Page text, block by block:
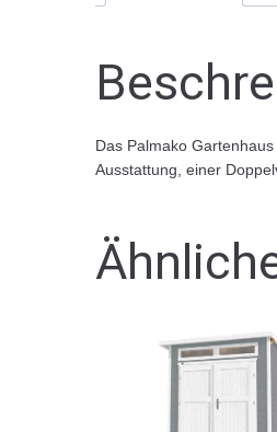
Das Palmako
Ausstattung, einer